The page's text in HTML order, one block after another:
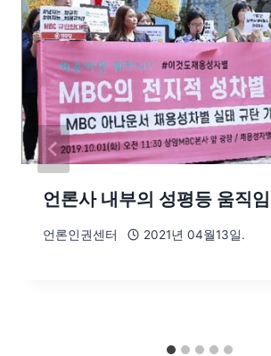
언론사 내부의 성평등 움직임
언론인권센터 2021년 04월13일.